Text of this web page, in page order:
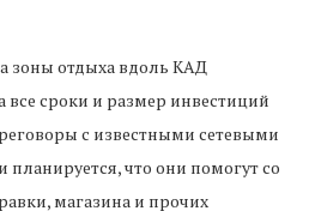
зоны отдыха вдоль КАД
все сроки и размер инвестиций
с известными сетевыми
что они помогут со
магазина и прочих